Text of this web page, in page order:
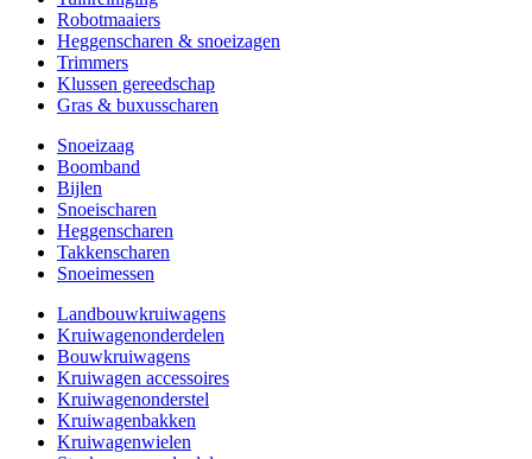
Robotmaaiers
Heggenscharen & snoeizagen
Trimmers
Klussen gereedschap
Gras & buxusscharen
Snoeizaag
Boomband
Bijlen
Snoeischaren
Heggenscharen
Takkenscharen
Snoeimessen
Landbouwkruiwagens
Kruiwagenonderdelen
Bouwkruiwagens
Kruiwagen accessoires
Kruiwagenonderstel
Kruiwagenbakken
Kruiwagenwielen